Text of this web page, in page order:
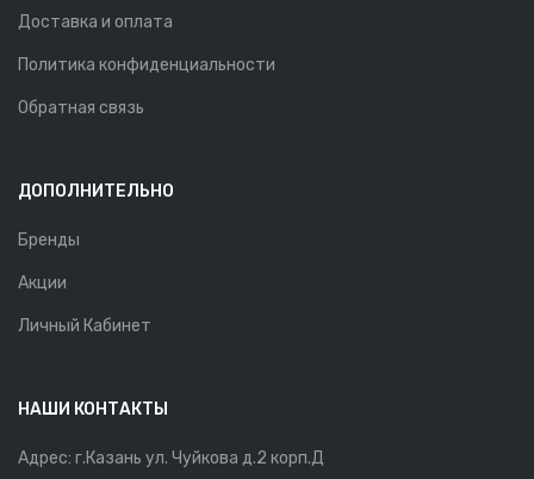
Доставка и оплата
Политика конфиденциальности
Обратная связь
ДОПОЛНИТЕЛЬНО
Бренды
Акции
Личный Кабинет
НАШИ КОНТАКТЫ
Адрес: г.Казань ул. Чуйкова д.2 корп.Д